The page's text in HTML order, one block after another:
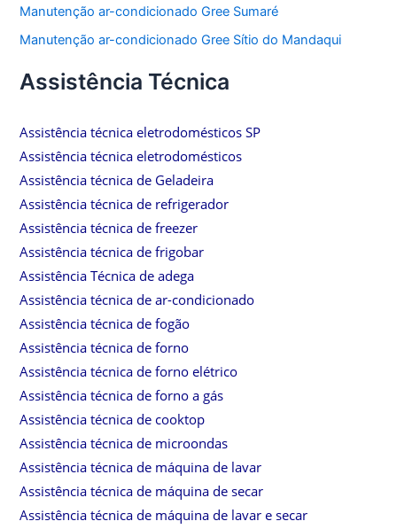
Manutenção ar-condicionado Gree Sumaré
Manutenção ar-condicionado Gree Sítio do Mandaqui
Assistência Técnica
Assistência técnica eletrodomésticos SP
Assistência técnica eletrodomésticos
Assistência técnica de Geladeira
Assistência técnica de refrigerador
Assistência técnica de freezer
Assistência técnica de frigobar
Assistência Técnica de adega
Assistência técnica de ar-condicionado
Assistência técnica de fogão
Assistência técnica de forno
Assistência técnica de forno elétrico
Assistência técnica de forno a gás
Assistência técnica de cooktop
Assistência técnica de microondas
Assistência técnica de máquina de lavar
Assistência técnica de máquina de secar
Assistência técnica de máquina de lavar e secar